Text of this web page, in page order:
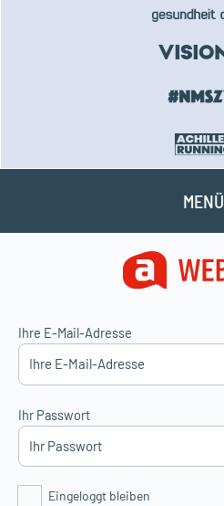
MENÜ
Ihre E-Mail-Adresse
Ihr Passwort
Eingeloggt bleiben